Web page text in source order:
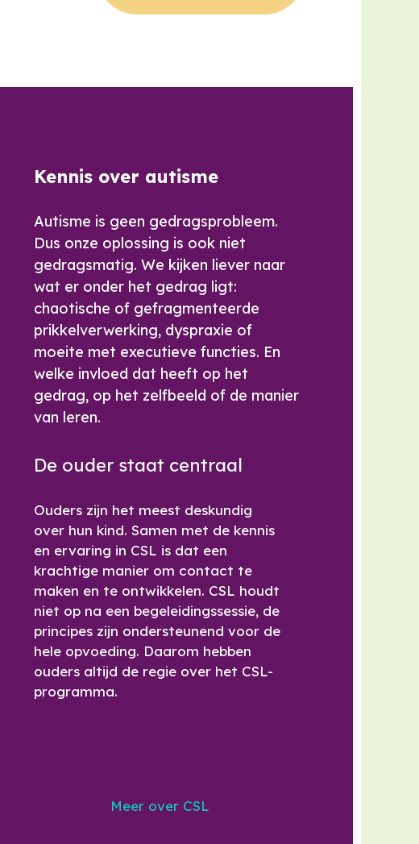
Kennis over autisme
Autisme is geen gedragsprobleem.
Dus onze oplossing is ook niet
gedragsmatig. We kijken liever naar
wat er onder het gedrag ligt:
chaotische of gefragmenteerde
prikkelverwerking, dyspraxie of
moeite met executieve functies. En
welke invloed dat heeft op het
gedrag, op het zelfbeeld of de manier
van leren.
De ouder staat centraal
Ouders zijn het meest deskundig
over hun kind. Samen met de kennis
en ervaring in CSL is dat een
krachtige manier om contact te
maken en te ontwikkelen. CSL houdt
niet op na een begeleidingssessie, de
principes zijn ondersteunend voor de
hele opvoeding. Daarom hebben
ouders altijd de regie over het CSL-
programma.
Meer over CSL